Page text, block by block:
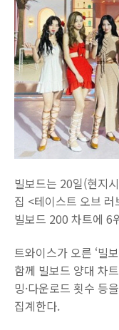
빌보드는 20일(현지
집 <테이스트 오브
빌보드 200 차트에 6
트와이스가 오른 ‘빌
함께 빌보드 양대 차
밍·다운로드 횟수 등
집계한다.